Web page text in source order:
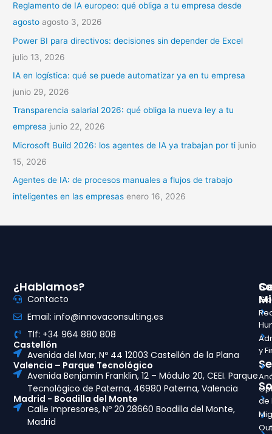
r
:
Reglamento de IA europeo: qué obliga a tu empresa desde
agosto agosto 3, 2026
Power BI para directivos: decisiones sin depender de Excel
julio 13, 2026
IA en logística: qué se puede automatizar ya en tu empresa
junio 29, 2026
Transparencia salarial 2026: qué obliga la nueva ley a tu
empresa junio 22, 2026
Microsoft Build 2026: los agentes de IA ya trabajan por ti junio
15, 2026
Agentes de IA: de procesos manuales a flujos de trabajo
inteligentes en las empresas enero 16, 2026
y
de
¿Hablamos?
Contacto
Email: info@innovaconsulting.es
Tlf: +34 964 880 808
Castellón
Avenida del Mar, Nº 44 12003 Castellón de la Plana
Valencia – Parque Tecnológico
Avenida Benjamin Franklin, 12 – Módulo 20, CEEI. Parque
Tecnológico de Paterna, 46980 Paterna, Valencia
Madrid - Boadilla del Monte
Calle Impresores, Nº 20 28660 Boadilla del Monte,
Madrid